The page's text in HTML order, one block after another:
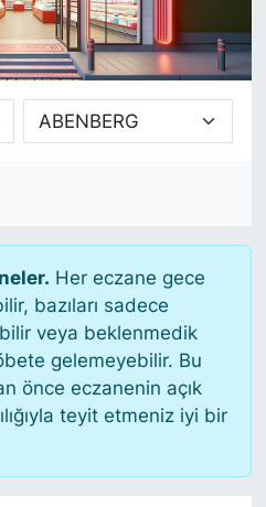
Her eczane gece
bazıları sadece
veya beklenmedik
gelemeyebilir. Bu
önce eczanenin açık
teyit etmeniz iyi bir